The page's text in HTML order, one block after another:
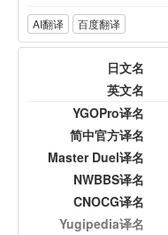
AI翻译 百度翻译
日文名
英文名
YGOPro译名
简中官方译名
Master Duel译名
NWBBS译名
CNOCG译名
Yugipedia译名